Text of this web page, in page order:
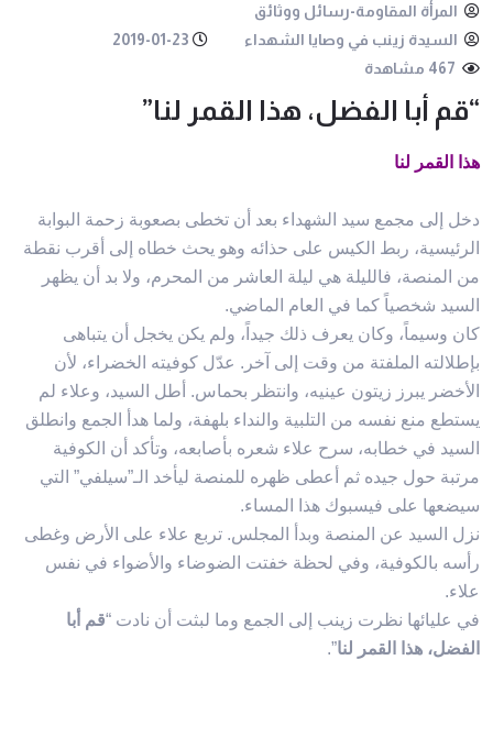
المرأة المقاومة-رسائل ووثائق
السيدة زينب في وصايا الشهداء
2019-01-23
“قم أبا الفضل، هذا القمر لنا”
هذا القمر لنا
دخل إلى مجمع سيد الشهداء بعد أن تخطى بصعوبة زحمة البوابة
الرئيسية، ربط الكيس على حذائه وهو يحث خطاه إلى أقرب نقطة
من المنصة، فالليلة هي ليلة العاشر من المحرم، ولا بد أن يظهر
السيد شخصياً كما في العام الماضي.
كان وسيماً، وكان يعرف ذلك جيداً، ولم يكن يخجل أن يتباهى
بإطلالته الملفتة من وقت إلى آخر. عدّل كوفيته الخضراء، لأن
الأخضر يبرز زيتون عينيه، وانتظر بحماس. أطل السيد، وعلاء لم
يستطع منع نفسه من التلبية والنداء بلهفة، ولما هدأ الجمع وانطلق
السيد في خطابه، سرح علاء شعره بأصابعه، وتأكد أن الكوفية
مرتبة حول جيده ثم أعطى ظهره للمنصة ليأخد الـ”سيلفي” التي
سيضعها على فيسبوك هذا المساء.
نزل السيد عن المنصة وبدأ المجلس. تربع علاء على الأرض وغطى
رأسه بالكوفية، وفي لحظة خفتت الضوضاء والأضواء في نفس
علاء.
في عليائها نظرت زينب إلى الجمع وما لبثت أن نادت “قم أبا
الفضل، هذا القمر لنا”.